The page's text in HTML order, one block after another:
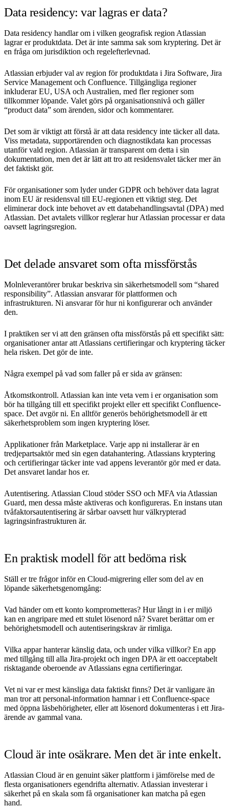
Data residency: var lagras er data?
Data residency handlar om i vilken geografisk region Atlassian
lagrar er produktdata. Det är inte samma sak som kryptering. Det är
en fråga om jurisdiktion och regelefterlevnad.
Atlassian erbjuder val av region för produktdata i Jira Software, Jira
Service Management och Confluence. Tillgängliga regioner
inkluderar EU, USA och Australien, med fler regioner som
tillkommer löpande. Valet görs på organisationsnivå och gäller
“product data” som ärenden, sidor och kommentarer.
Det som är viktigt att förstå är att data residency inte täcker all data.
Viss metadata, supportärenden och diagnostikdata kan processas
utanför vald region. Atlassian är transparent om detta i sin
dokumentation, men det är lätt att tro att residensvalet täcker mer än
det faktiskt gör.
För organisationer som lyder under GDPR och behöver data lagrat
inom EU är residensval till EU-regionen ett viktigt steg. Det
eliminerar dock inte behovet av ett databehandlingsavtal (DPA) med
Atlassian. Det avtalets villkor reglerar hur Atlassian processar er data
oavsett lagringsregion.
Det delade ansvaret som ofta missförstås
Molnleverantörer brukar beskriva sin säkerhetsmodell som “shared
responsibility”. Atlassian ansvarar för plattformen och
infrastrukturen. Ni ansvarar för hur ni konfigurerar och använder
den.
I praktiken ser vi att den gränsen ofta missförstås på ett specifikt sätt:
organisationer antar att Atlassians certifieringar och kryptering täcker
hela risken. Det gör de inte.
Några exempel på vad som faller på er sida av gränsen:
Åtkomstkontroll. Atlassian kan inte veta vem i er organisation som
bör ha tillgång till ett specifikt projekt eller ett specifikt Confluence-
space. Det avgör ni. En alltför generös behörighetsmodell är ett
säkerhetsproblem som ingen kryptering löser.
Applikationer från Marketplace. Varje app ni installerar är en
tredjepartsaktör med sin egen datahantering. Atlassians kryptering
och certifieringar täcker inte vad appens leverantör gör med er data.
Det ansvaret landar hos er.
Autentisering. Atlassian Cloud stöder SSO och MFA via Atlassian
Guard, men dessa måste aktiveras och konfigureras. En instans utan
tvåfaktorsautentisering är sårbar oavsett hur välkrypterad
lagringsinfrastrukturen är.
En praktisk modell för att bedöma risk
Ställ er tre frågor inför en Cloud-migrering eller som del av en
löpande säkerhetsgenomgång:
Vad händer om ett konto komprometteras? Hur långt in i er miljö
kan en angripare med ett stulet lösenord nå? Svaret berättar om er
behörighetsmodell och autentiseringskrav är rimliga.
Vilka appar hanterar känslig data, och under vilka villkor? En app
med tillgång till alla Jira-projekt och ingen DPA är ett oacceptabelt
risktagande oberoende av Atlassians egna certifieringar.
Vet ni var er mest känsliga data faktiskt finns? Det är vanligare än
man tror att personal-information hamnar i ett Confluence-space
med öppna läsbehörigheter, eller att lösenord dokumenteras i ett Jira-
ärende av gammal vana.
Cloud är inte osäkrare. Men det är inte enkelt.
Atlassian Cloud är en genuint säker plattform i jämförelse med de
flesta organisationers egendrifta alternativ. Atlassian investerar i
säkerhet på en skala som få organisationer kan matcha på egen
hand.